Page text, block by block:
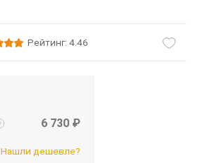
Рейтинг: 4.46
6 730 ₽
Нашли дешевле?